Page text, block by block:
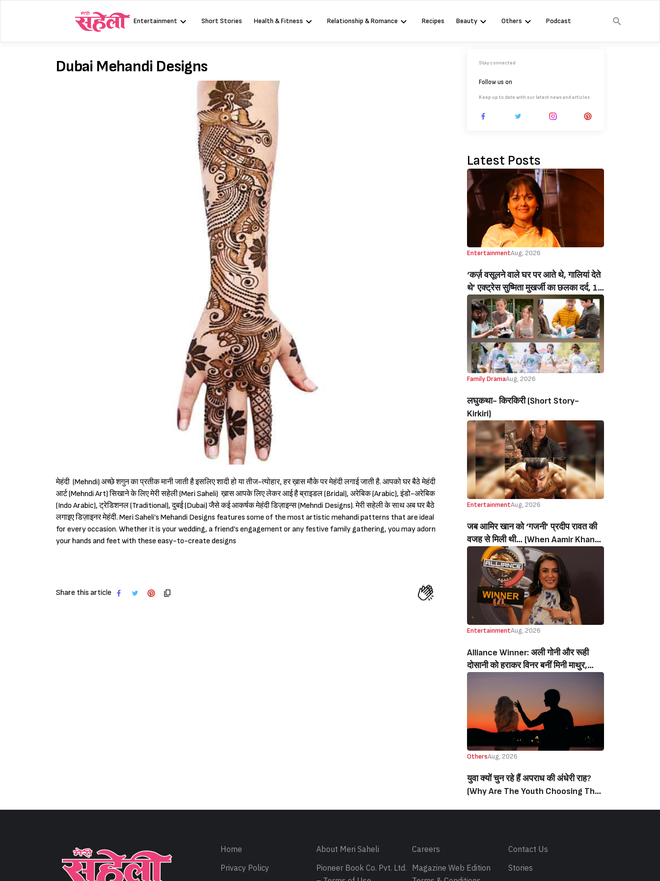
Entertainment Short Stories Health & Fitness Relationship & Romance Recipes Beauty Others Podcast
Dubai Mehandi Designs
मेहंदी (Mehndi) अच्छे शगुन का प्रतीक मानी जाती है इसलिए शादी हो या तीज-त्योहार, हर ख़ास मौके पर मेहंदी लगाई जाती है. आपको घर बैठे मेहंदी
आर्ट (Mehndi Art) सिखाने के लिए मेरी सहेली (Meri Saheli) ख़ास आपके लिए लेकर आई है ब्राइडल (Bridal), अरेबिक (Arabic), इंडो-अरेबिक
(Indo Arabic), ट्रेडिशनल (Traditional), दुबई (Dubai) जैसे कई आकर्षक मेहंदी डिज़ाइन्स (Mehndi Designs). मेरी सहेली के साथ अब घर बैठे
लगाइए डिज़ाइनर मेहंदी. Meri Saheli’s Mehandi Designs features some of the most artistic mehandi patterns that are ideal
for every occasion. Whether it is your wedding, a friend’s engagement or any festive family gathering, you may adorn
your hands and feet with these easy-to-create designs
Share this article
Stay connected
Follow us on
Keep up to date with our latest news and articles.
Latest Posts
EntertainmentAug, 2026
‘कर्ज़ वसूलने वाले घर पर आते थे, गालियां देते
थे’ एक्ट्रेस सुष्मिता मुखर्जी का छलका दर्द, 1
करोड़ का कर्ज उतारने के लिए करनी पड़ी थी
C ग्रेड फिल्में, बोलीं- ‘मैंने अपनी आत्मा बेच दी
थी’ (‘I Sold My Soul’ Actress
Sushmita Mukherjee Recalls Doing
C-Grade Films To Pay Loan)
Family DramaAug, 2026
लघुकथा- किरकिरी (Short Story-
Kirkiri)
EntertainmentAug, 2026
जब आमिर खान को ‘गजनी’ प्रदीप रावत की
वजह से मिली थी… (When Aamir Khan
Got ‘Ghajini’ Because Of Pradeep
Rawat)
EntertainmentAug, 2026
Alliance Winner: अली गोनी और रूही
दोसानी को हराकर विनर बनीं मिनी माथुर,
इनाम में मिले 50 लाख रुपये और चमचमाती ही
ट्रॉफी (Mini Mathur Lifts Trophy
Beats Aly Goni And Ruhee Dosani)
OthersAug, 2026
युवा क्यों चुन रहे हैं अपराध की अंधेरी राह?
(Why Are The Youth Choosing The
Home About Meri Saheli Careers
Contact Us
Privacy Policy
Pioneer Book Co. Pvt. Ltd. Magazine Web Edition
Stories